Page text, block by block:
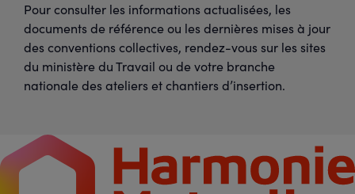
Pour consulter les informations actualisées, les
documents de référence ou les dernières mises à jour
des conventions collectives, rendez-vous sur les sites
du ministère du Travail ou de votre branche
nationale des ateliers et chantiers d’insertion.